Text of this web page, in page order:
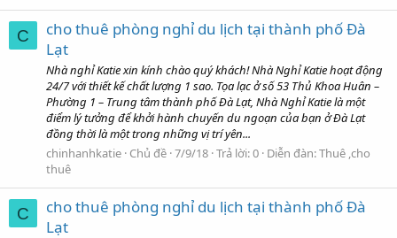
C
cho thuê phòng nghỉ du lịch tại thành phố Đà
Lạt
Nhà nghỉ Katie xin kính chào quý khách! Nhà Nghỉ Katie hoạt động
24/7 với thiết kế chất lượng 1 sao. Tọa lạc ở số 53 Thủ Khoa Huân –
Phường 1 – Trung tâm thành phố Đà Lạt, Nhà Nghỉ Katie là một
điểm lý tưởng để khởi hành chuyến du ngoạn của bạn ở Đà Lạt
đồng thời là một trong những vị trí yên...
chinhanhkatie Chủ đề 7/9/18 Trả lời: 0 Diễn đàn:Thuê ,cho
thuê
C
cho thuê phòng nghỉ du lịch tại thành phố Đà
Lạt